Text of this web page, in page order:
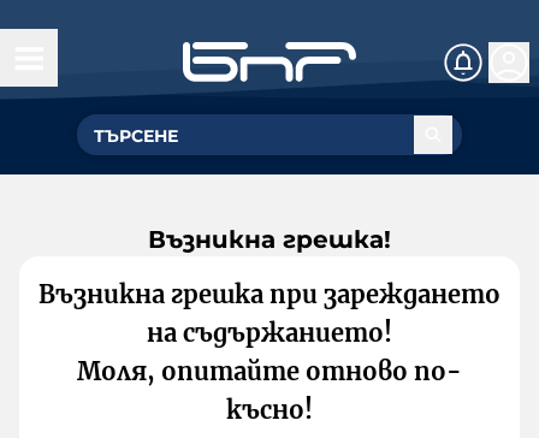
Възникна грешка!
Възникна грешка при зареждането
на съдържанието!
Моля, опитайте отново по-
късно!